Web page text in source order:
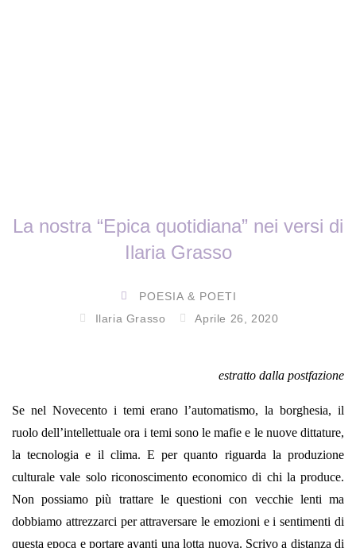
La nostra “Epica quotidiana” nei versi di
Ilaria Grasso
POESIA & POETI
Ilaria Grasso
Aprile 26, 2020
estratto dalla postfazione
Se nel Novecento i temi erano l’automatismo, la borghesia, il
ruolo dell’intellettuale ora i temi sono le mafie e le nuove dittature,
la tecnologia e il clima. E per quanto riguarda la produzione
culturale vale solo riconoscimento economico di chi la produce.
Non possiamo più trattare le questioni con vecchie lenti ma
dobbiamo attrezzarci per attraversare le emozioni e i sentimenti di
questa epoca e portare avanti una lotta nuova. Scrivo a distanza di